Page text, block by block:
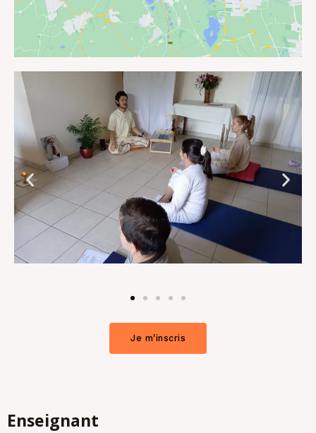
Je m'inscris
Enseignant